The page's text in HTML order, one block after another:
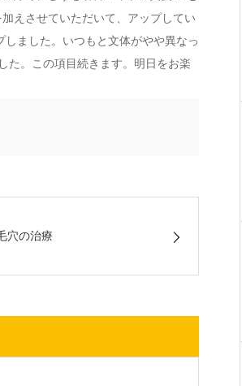
えさせていただいて、アップしてい
ました。いつもと文体がやや異なっ
。この項目続きます。明日をお楽
穴の治療